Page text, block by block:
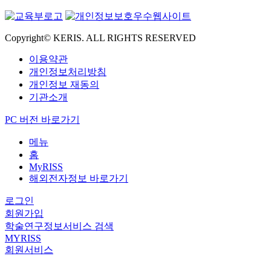
Copyright© KERIS. ALL RIGHTS RESERVED
이용약관
개인정보처리방침
개인정보 재동의
기관소개
PC 버전 바로가기
메뉴
홈
MyRISS
해외전자정보 바로가기
로그인
회원가입
학술연구정보서비스 검색
MYRISS
회원서비스